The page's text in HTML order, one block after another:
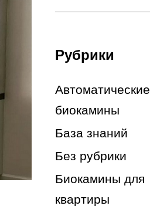
Рубрики
Автоматические
биокамины
База знаний
Без рубрики
Биокамины для
квартиры